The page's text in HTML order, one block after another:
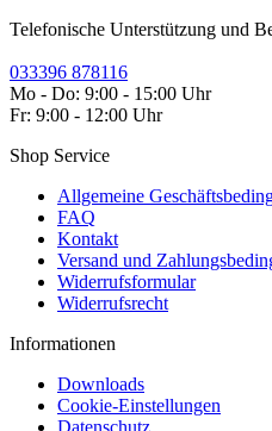
Telefonische Unterstützung und
033396 878116
Mo - Do: 9:00 - 15:00 Uhr
Fr: 9:00 - 12:00 Uhr
Shop Service
Allgemeine
FAQ
Kontakt
Versand und
Widerrufsformular
Widerrufsrecht
Informationen
Downloads
Cookie-Einstellungen
Datenschutz